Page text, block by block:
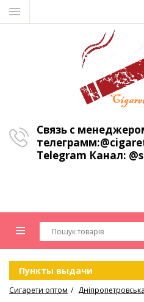
Связь с
телеграмм:
Telegram Канал:
Пункты выдачи
Сигарети оптом